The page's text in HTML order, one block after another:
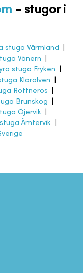
- stugor i
stuga Värmland
Vänern
stuga Fryken
Klarälven
Rottneros
Brunskog
Öjervik|
Ämtervik